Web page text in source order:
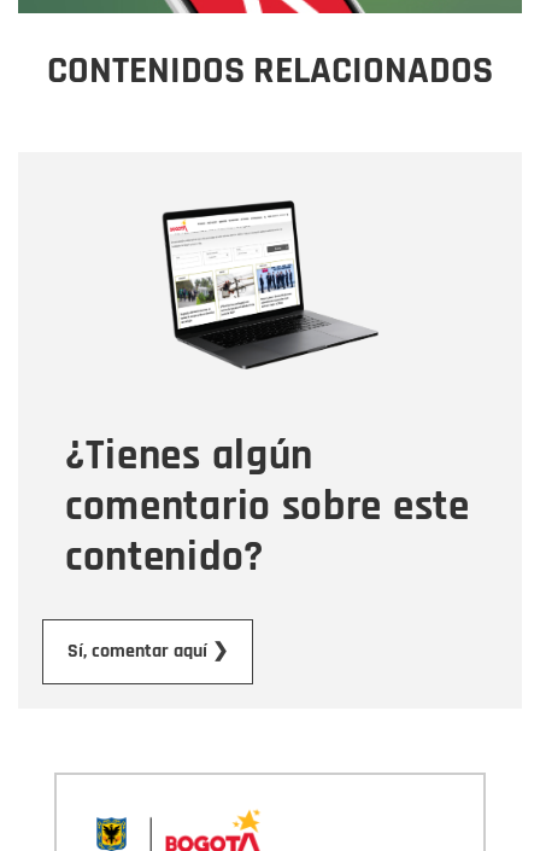
CONTENIDOS RELACIONADOS
¿Tienes algún
comentario sobre este
contenido?
Sí, comentar aquí ❯
Correo electrónico
Tipo de comentario
Mensaje